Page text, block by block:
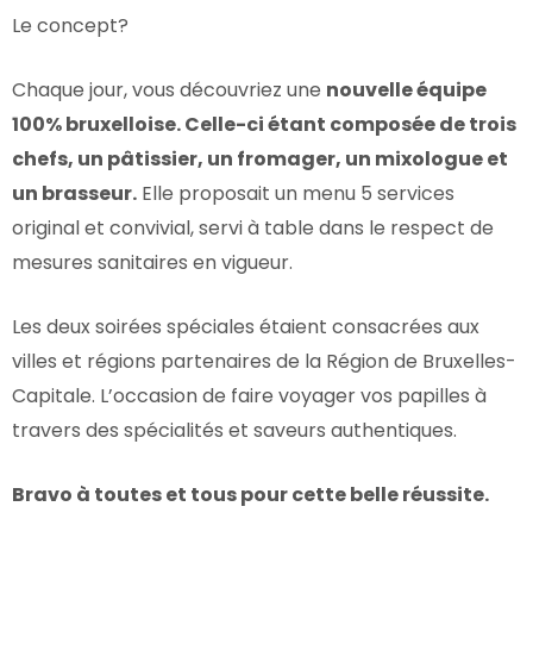
Le concept?
Chaque jour, vous découvriez une nouvelle équipe
100% bruxelloise. Celle-ci étant composée de trois
chefs, un pâtissier, un fromager, un mixologue et
un brasseur. Elle proposait un menu 5 services
original et convivial, servi à table dans le respect de
mesures sanitaires en vigueur.
Les deux soirées spéciales étaient consacrées aux
villes et régions partenaires de la Région de Bruxelles-
Capitale. L’occasion de faire voyager vos papilles à
travers des spécialités et saveurs authentiques.
Bravo à toutes et tous pour cette belle réussite.